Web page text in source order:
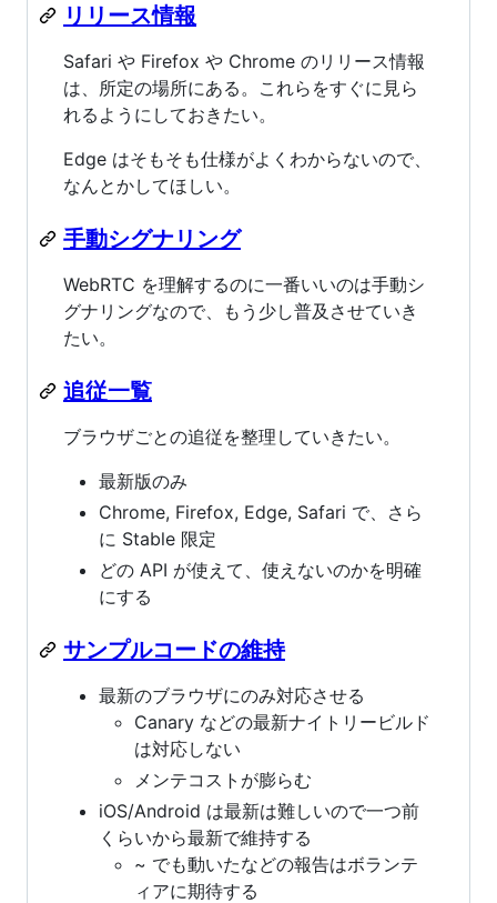
リリース情報
Safari や Firefox や Chrome のリリース情報
は、所定の場所にある。これらをすぐに見ら
れるようにしておきたい。
Edge はそもそも仕様がよくわからないので、
なんとかしてほしい。
手動シグナリング
WebRTC を理解するのに一番いいのは手動シ
グナリングなので、もう少し普及させていき
たい。
追従一覧
ブラウザごとの追従を整理していきたい。
最新版のみ
Chrome, Firefox, Edge, Safari で、さら
に Stable 限定
どの API が使えて、使えないのかを明確
にする
サンプルコードの維持
最新のブラウザにのみ対応させる
Canary などの最新ナイトリービルド
は対応しない
メンテコストが膨らむ
iOS/Android は最新は難しいので一つ前
くらいから最新で維持する
~ でも動いたなどの報告はボランテ
ィアに期待する